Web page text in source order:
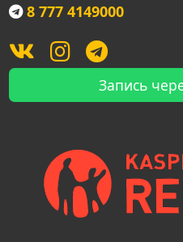
8 777 4149000
Запись